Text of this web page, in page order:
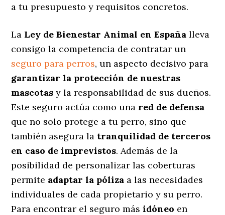
a tu presupuesto y requisitos concretos.
La Ley de Bienestar Animal en España lleva
consigo la competencia de contratar un
seguro para perros, un aspecto decisivo para
garantizar la protección de nuestras
mascotas y la responsabilidad de sus dueños.
Este seguro actúa como una red de defensa
que no solo protege a tu perro, sino que
también asegura la tranquilidad de terceros
en caso de imprevistos. Además de la
posibilidad de personalizar las coberturas
permite adaptar la póliza a las necesidades
individuales de cada propietario y su perro.
Para encontrar el seguro másidóneo en